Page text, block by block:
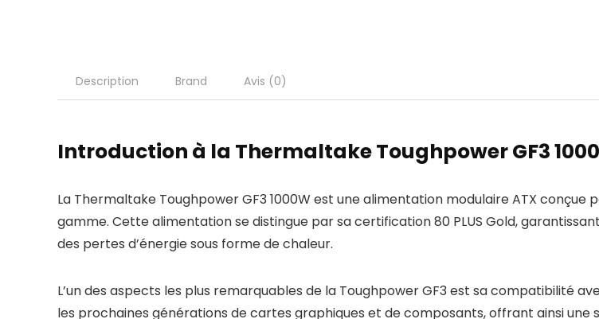
Description Brand Avis (0)
Introduction à la Thermaltake Toughpower GF3
La Thermaltake Toughpower GF3 1000W est une alimentation modulaire ATX
gamme. Cette alimentation se distingue par sa certification 80 PLUS Gold,
des pertes d’énergie sous forme de chaleur.
L’un des aspects les plus remarquables de la Toughpower GF3 est sa compatibilité
les prochaines générations de cartes graphiques et de composants, offrant ainsi